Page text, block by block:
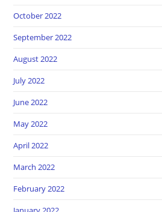
October 2022
September 2022
August 2022
July 2022
June 2022
May 2022
April 2022
March 2022
February 2022